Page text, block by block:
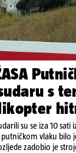
s
su se iza 10 sati
vlaku bilo
zadobio je